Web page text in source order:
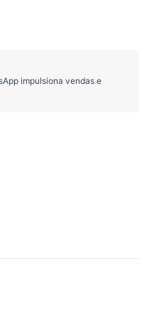
impulsiona vendas e